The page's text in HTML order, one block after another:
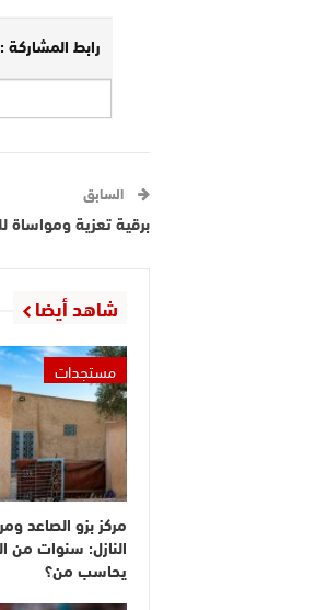
رابط المشاركة :
السابق
برقية تعزية ومواساة
شاهد أيضا
مستجدات
مركز بزو الصاعد
النازل: سنوات من
يحاسب من؟